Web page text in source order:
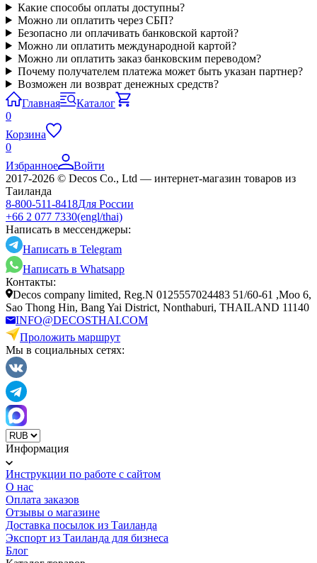
Какие способы оплаты доступны?
Можно ли оплатить через СБП?
Безопасно ли оплачивать банковской картой?
Можно ли оплатить международной картой?
Можно ли оплатить заказ банковским переводом?
Почему получателем платежа может быть указан партнер?
Возможен ли возврат денежных средств?
Главная
Каталог
0
Корзина
0
Избранное
Войти
2017-2026 © Decos Co., Ltd — интернет-магазин товаров из
Таиланда
8-800-511-8418Для России
+66 2 077 7330(engl/thai)
Написать в мессенджеры:
Написать в Telegram
Написать в Whatsapp
Контакты:
Decos company limited, Reg.N 0125557024483 51/60-61 ,Moo 6,
Sao Thong Hin, Bang Yai District, Nonthaburi, THAILAND 11140
INFO@DECOSTHAI.COM
Проложить маршрут
Мы в социальных сетях:
Информация
Инструкции по работе с сайтом
О нас
Оплата заказов
Отзывы о магазине
Доставка посылок из Таиланда
Экспорт из Таиланда для бизнеса
Блог